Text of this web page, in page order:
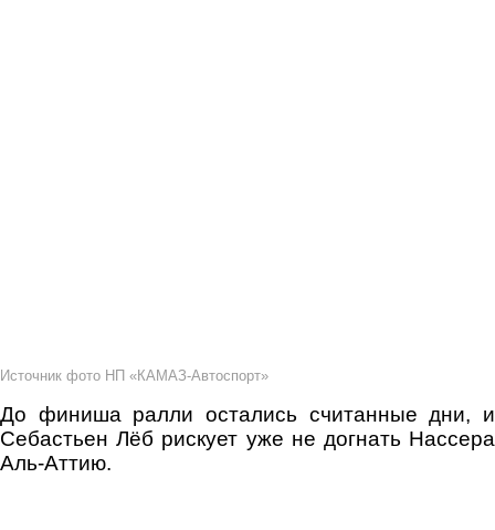
Источник фото НП «КАМАЗ-Автоспорт»
До финиша ралли остались считанные дни, и
Себастьен Лёб рискует уже не догнать Нассера
Аль-Аттию.